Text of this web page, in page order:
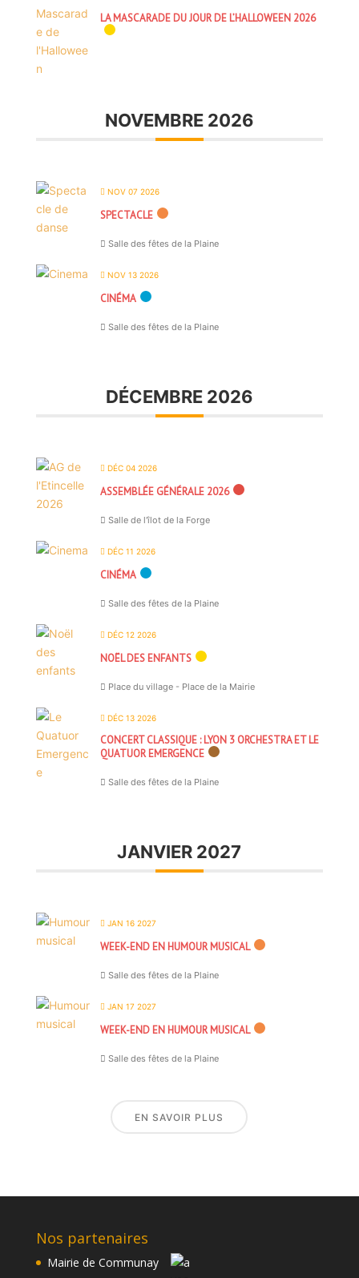
LA MASCARADE DU JOUR DE L’HALLOWEEN 2026
NOVEMBRE 2026
NOV 07 2026
SPECTACLE
Salle des fêtes de la Plaine
NOV 13 2026
CINÉMA
Salle des fêtes de la Plaine
DÉCEMBRE 2026
DÉC 04 2026
ASSEMBLÉE GÉNÉRALE 2026
Salle de l'îlot de la Forge
DÉC 11 2026
CINÉMA
Salle des fêtes de la Plaine
DÉC 12 2026
NOËL DES ENFANTS
Place du village - Place de la Mairie
DÉC 13 2026
CONCERT CLASSIQUE : LYON 3 ORCHESTRA ET LE
QUATUOR EMERGENCE
Salle des fêtes de la Plaine
JANVIER 2027
JAN 16 2027
WEEK-END EN HUMOUR MUSICAL
Salle des fêtes de la Plaine
JAN 17 2027
WEEK-END EN HUMOUR MUSICAL
Salle des fêtes de la Plaine
EN SAVOIR PLUS
Nos partenaires
Mairie de Communay